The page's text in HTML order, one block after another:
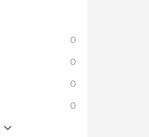
0
0
0
0